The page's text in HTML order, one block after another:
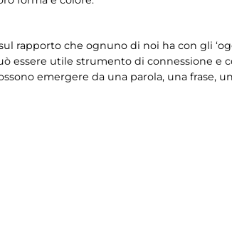
rapporto che ognuno di noi ha con gli
essere utile strumento di connessione e
emergere da una parola, una frase,